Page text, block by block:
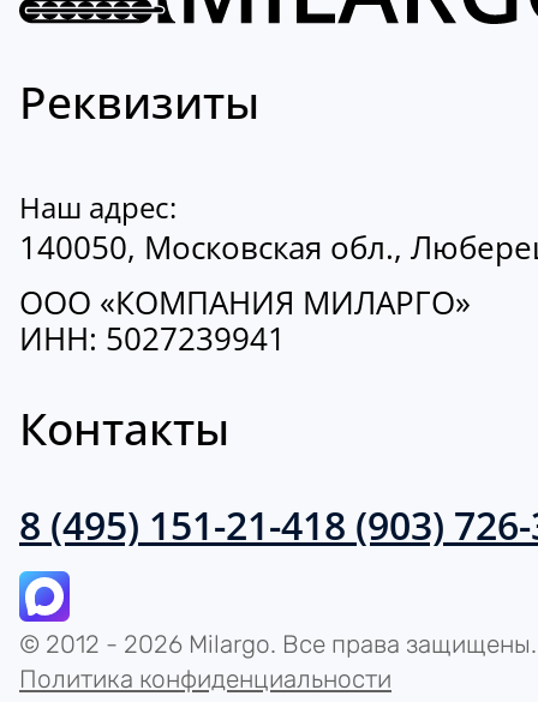
Реквизиты
Наш адрес:
140050, Московская обл.,
ООО «КОМПАНИЯ МИЛАРГО»
ИНН: 5027239941
Контакты
8 (495) 151-21-418 (903)
© 2012 - 2026 Milargo. Все права защищены.
Политика конфиденциальности